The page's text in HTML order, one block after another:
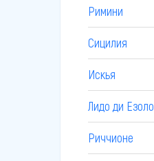
Римини
Сицилия
Искья
Лидо ди Езоло
Риччионе